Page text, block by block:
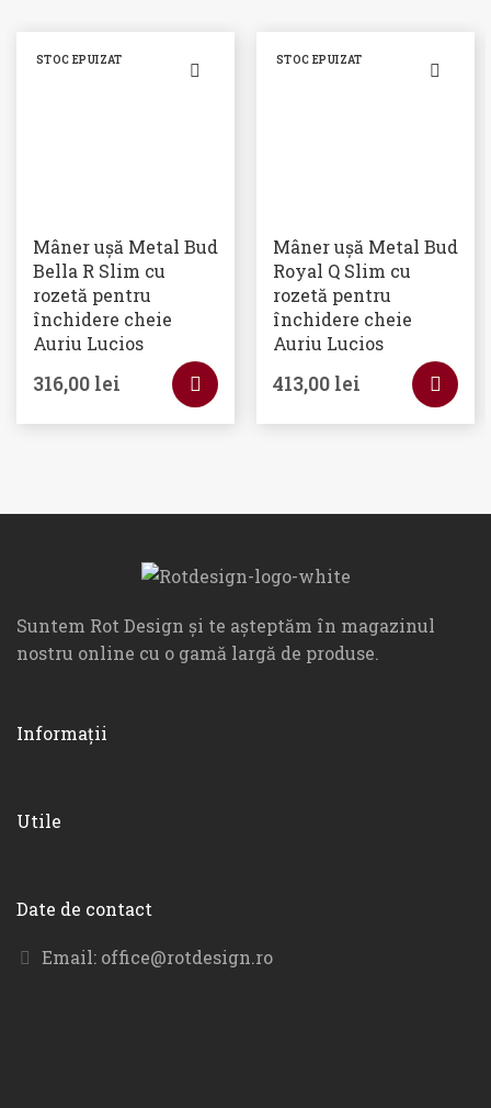
STOC EPUIZAT
Mâner ușă Metal Bud
Bella R Slim cu
rozetă pentru
închidere cheie
Auriu Lucios
316,00 lei
STOC EPUIZAT
Mâner ușă Metal Bud
Royal Q Slim cu
rozetă pentru
închidere cheie
Auriu Lucios
413,00 lei
Suntem Rot Design și te așteptăm în magazinul
nostru online cu o gamă largă de produse.
Informații
Utile
Date de contact
Email: office@rotdesign.ro